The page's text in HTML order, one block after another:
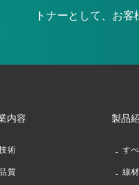
トナーとして、お客
内容
術
質
製品
す
線材